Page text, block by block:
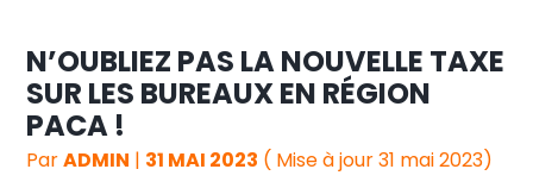
Reprise, transmission et création
Gestion au quotidien
N’OUBLIEZ PAS LA NOUVELLE TAXE
SUR LES BUREAUX EN RÉGION
PACA !
ParADMIN | 31 MAI 2023 ( Mise à jour 31 mai 2023)